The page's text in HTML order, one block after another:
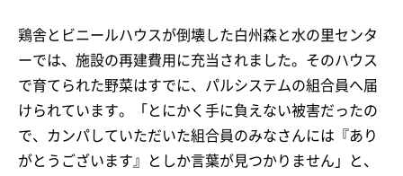
鶏舎とビニールハウスが倒壊した白州森と水の里センタ
ーでは、施設の再建費用に充当されました。そのハウス
で育てられた野菜はすでに、パルシステムの組合員へ届
けられています。「とにかく手に負えない被害だったの
で、カンパしていただいた組合員のみなさんには『あり
がとうございます』としか言葉が見つかりません」と、